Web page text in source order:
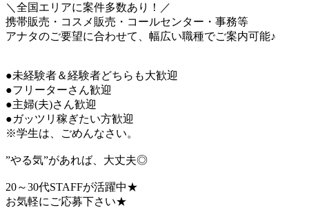
＼全国エリアに案件多数あり！／
携帯販売・コスメ販売・コールセンター・事務等
アナタのご要望に合わせて、幅広い職種でご案内可能♪
●未経験者＆経験者どちらも大歓迎
●フリーターさん歓迎
●主婦(夫)さん歓迎
●ガッツリ稼ぎたい方歓迎
※学生は、ごめんなさい。
”やる気”があれば、大丈夫◎
20～30代STAFFが活躍中★
お気軽にご応募下さい★